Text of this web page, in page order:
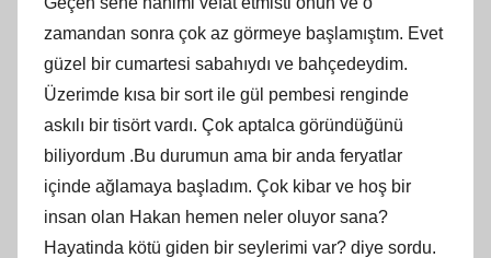
zamandan sonra çok az görmeye başlamıştım. Evet
güzel bir cumartesi sabahıydı ve bahçedeydim.
Üzerimde kısa bir sort ile gül pembesi renginde
askılı bir tisört vardı. Çok aptalca göründüğünü
biliyordum .Bu durumun ama bir anda feryatlar
içinde ağlamaya başladım. Çok kibar ve hoş bir
insan olan Hakan hemen neler oluyor sana?
Hayatinda kötü giden bir seylerimi var? diye sordu.